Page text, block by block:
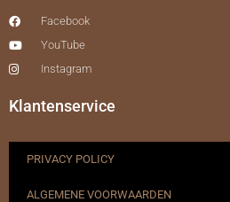
Facebook
YouTube
Instagram
Klantenservice
PRIVACY POLICY
ALGEMENE VOORWAARDEN